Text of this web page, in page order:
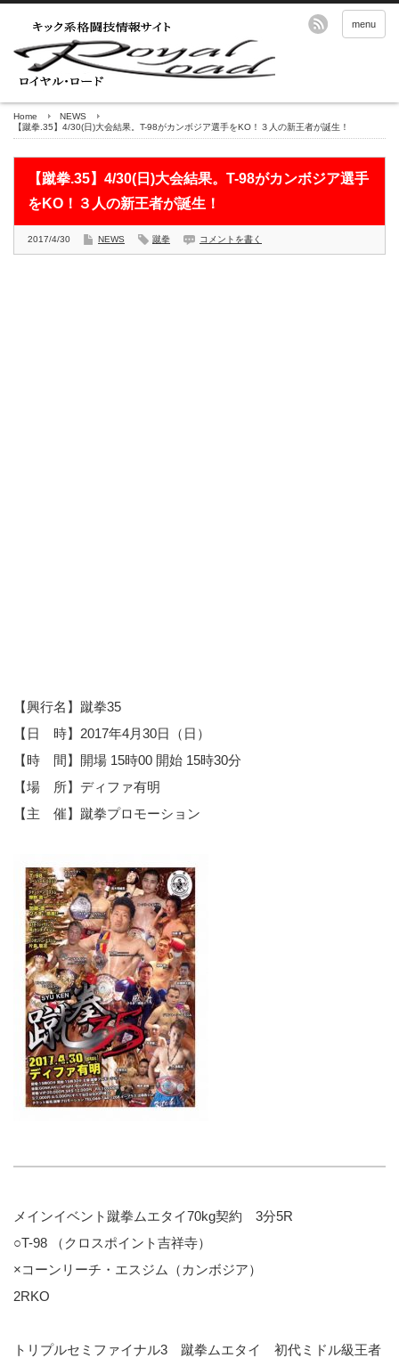
menu
Home
NEWS
【蹴拳.35】4/30(日)大会結果。T-98がカンボジア選手をKO！３人の新王者が誕生！
【蹴拳.35】4/30(日)大会結果。T-98がカンボジア選手
をKO！３人の新王者が誕生！
2017/4/30 NEWS 蹴拳 コメントを書く
【興行名】蹴拳35
【日 時】2017年4月30日（日）
【時 間】開場 15時00 開始 15時30分
【場 所】ディファ有明
【主 催】蹴拳プロモーション
メインイベント蹴拳ムエタイ70kg契約 3分5R
○T-98 （クロスポイント吉祥寺）
×コーンリーチ・エスジム（カンボジア）
2RKO
トリプルセミファイナル3 蹴拳ムエタイ 初代ミドル級王者